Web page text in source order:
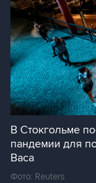
В Стокгольме
пандемии для
Васа
Фото: Reuters